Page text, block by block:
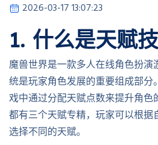
2026-03-17 13:07:23
1. 什么是天赋
魔兽世界是一款多人在线角色扮
统是玩家角色发展的重要组成部
戏中通过分配天赋点数来提升角
都有三个天赋专精，玩家可以根
选择不同的天赋。